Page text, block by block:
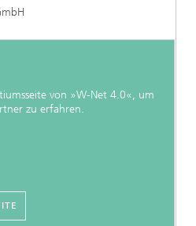
von »W-Net 4.0«, um
zu erfahren.